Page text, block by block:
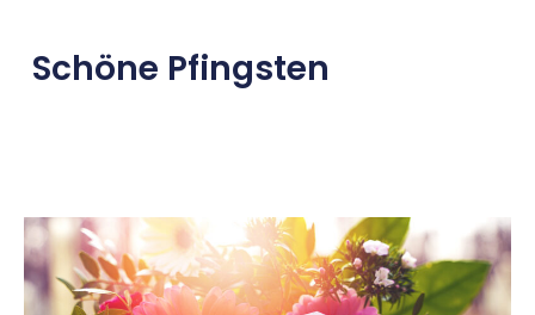
Schöne Pfingsten